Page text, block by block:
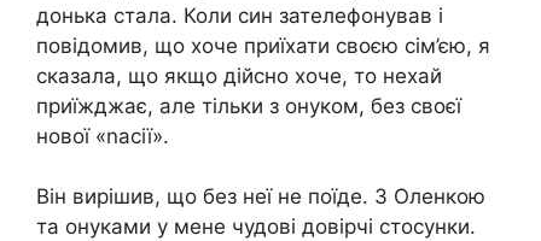
донька стала. Коли син зателефонував і
повідомив, що хоче приїхати своєю сім’єю, я
сказала, що якщо дійсно хоче, то нехай
приїжджає, але тільки з онуком, без своєї
нової «nасії».
Він вирішив, що без неї не поїде. З Оленкою
та онуками у мене чудові довірчі стосунки.